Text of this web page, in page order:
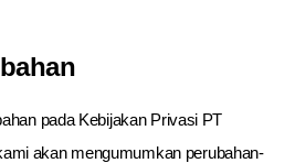
pada Kebijakan Privasi PT
akan mengumumkan perubahan-